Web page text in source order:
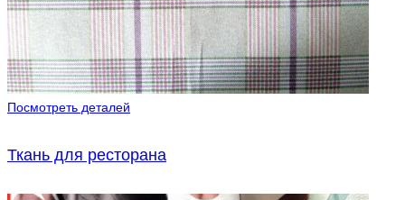
Посмотреть деталей
Ткань для ресторана